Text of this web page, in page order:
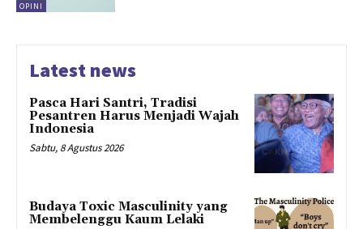
OPINI
Latest news
Pasca Hari Santri, Tradisi
Pesantren Harus Menjadi Wajah
Indonesia
Sabtu, 8 Agustus 2026
Budaya Toxic Masculinity yang
Membelenggu Kaum Lelaki